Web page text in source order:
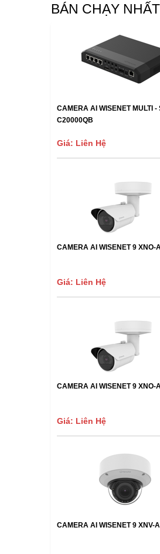
BÁN CHẠY NHẤT
CAMERA AI WISENET MULTI -
C20000QB
Giá: Liên Hệ
CAMERA AI WISENET 9 XNO-
Giá: Liên Hệ
CAMERA AI WISENET 9 XNO-
Giá: Liên Hệ
CAMERA AI WISENET 9 XNV-